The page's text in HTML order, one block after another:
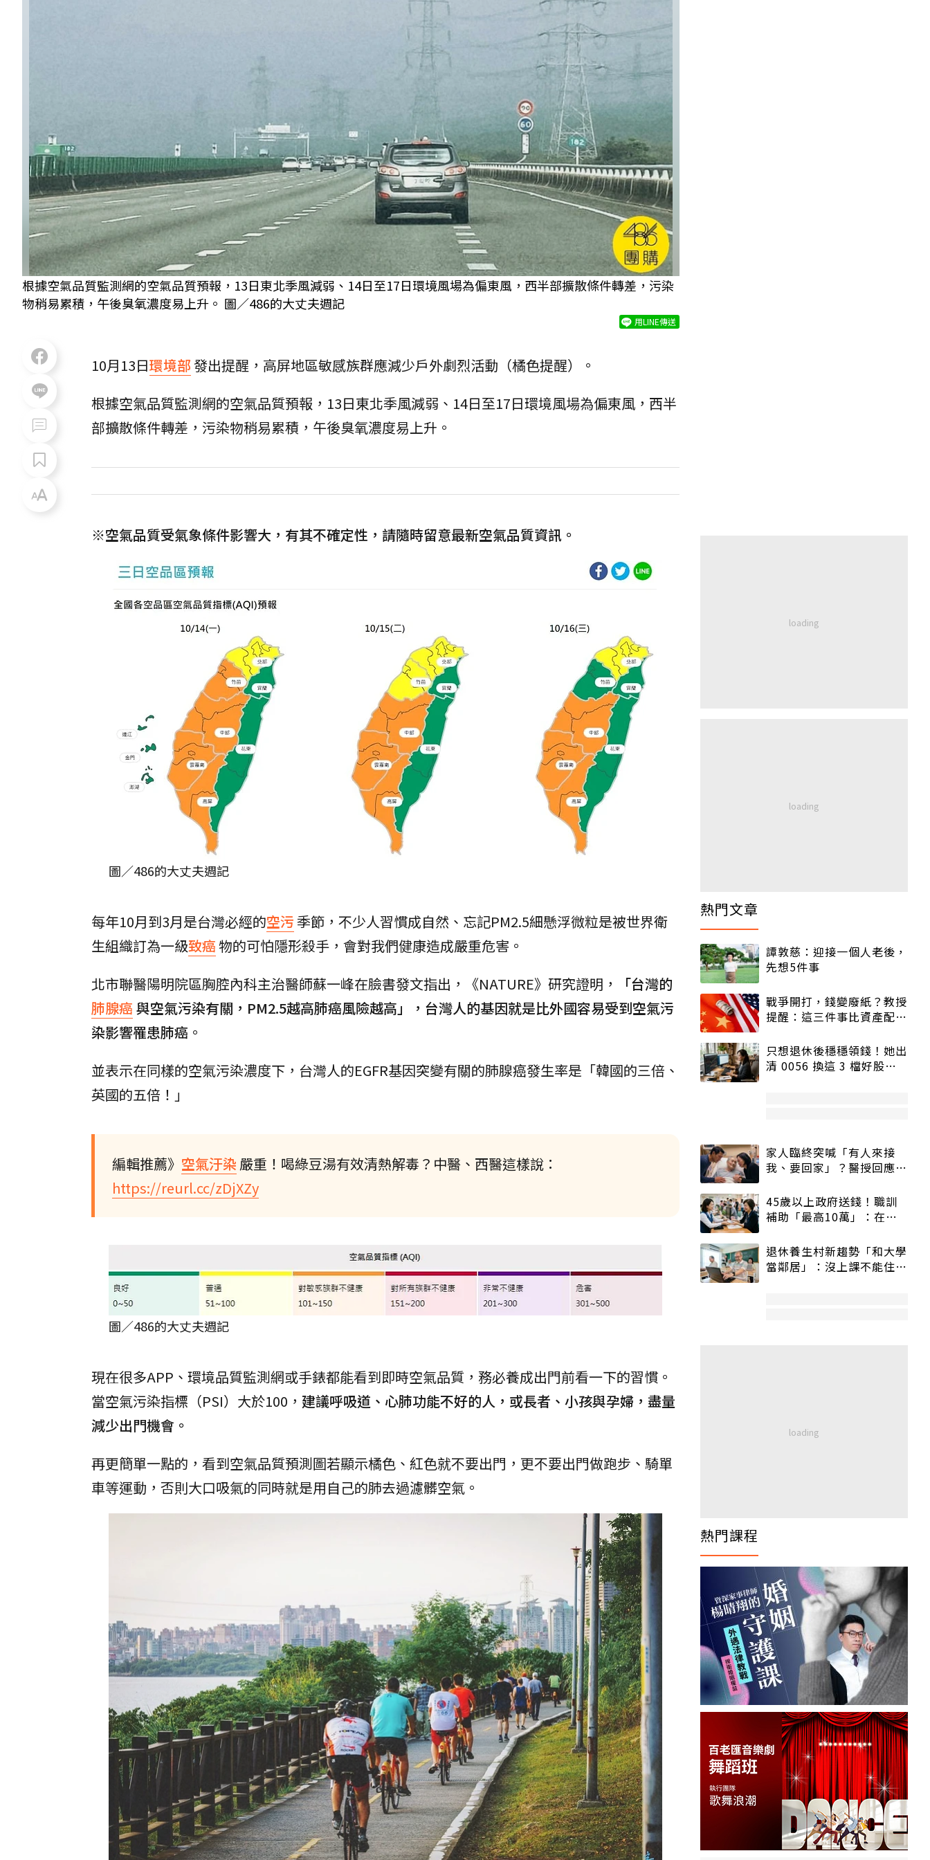
根據空氣品質監測網的空氣品質預報，13日東北季風減弱、14日至17日環境風場為偏東風，西半部擴散條件轉差，污染
物稍易累積，午後臭氧濃度易上升。 圖／486的大丈夫週記
用LINE傳送
10月13日環境部發出提醒，高屏地區敏感族群應減少戶外劇烈活動（橘色提醒）。
根據空氣品質監測網的空氣品質預報，13日東北季風減弱、14日至17日環境風場為偏東風，西半
部擴散條件轉差，污染物稍易累積，午後臭氧濃度易上升。
※空氣品質受氣象條件影響大，有其不確定性，請隨時留意最新空氣品質資訊。
圖／486的大丈夫週記
每年10月到3月是台灣必經的空污季節，不少人習慣成自然、忘記PM2.5細懸浮微粒是被世界衛
生組織訂為一級致癌 物的可怕隱形殺手，會對我們健康造成嚴重危害。
北市聯醫陽明院區胸腔內科主治醫師蘇一峰在臉書發文指出，《NATURE》研究證明，
「台灣的
肺腺癌 與空氣污染有關，PM2.5越高肺癌風險越高」，台灣人的基因就是比外國容易受到空氣污
染影響罹患肺癌 。
並表示在同樣的空氣污染濃度下，台灣人的EGFR基因突變有關的肺腺癌發生率是「韓國的三倍、
英國的五倍！」
編輯推薦》 空氣汙染 嚴重！喝綠豆湯有效清熱解毒？中醫、西醫這樣說：
https://reurl.cc/zDjXZy
圖／486的大丈夫週記
現在很多APP、環境品質監測網或手錶都能看到即時空氣品質，務必養成出門前看一下的習慣。
當空氣污染指標（PSI）大於100， 建議呼吸道、心肺功能不好的人，或長者、小孩與孕婦，盡量
減少出門機會。
再更簡單一點的，看到空氣品質預測圖若顯示橘色、紅色就不要出門，更不要出門做跑步、騎單
車等運動，否則大口吸氣的同時就是用自己的肺去過濾髒空氣。
熱門文章
譚敦慈：迎接一個人老後，
先想5件事
戰爭開打，錢變廢紙？教授
提醒：這三件事比資產配置
只想退休後穩穩領錢！她出
清 0056 換這 3 檔好股：
家人臨終突喊「有人來接
我、要回家」？醫授回應方
45歲以上政府送錢！職訓
補助「最高10萬」：在
退休養生村新趨勢「和大學
當鄰居」：沒上課不能住、
熱門課程